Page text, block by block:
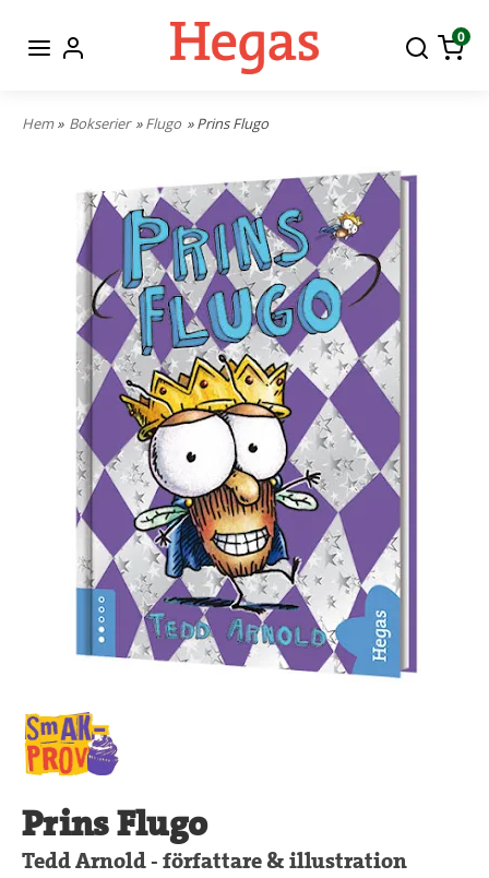
0
Hem» Bokserier »Flugo » Prins Flugo
Prins Flugo
Tedd Arnold - författare & illustration